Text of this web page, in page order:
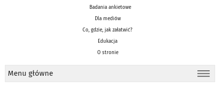
Badania ankietowe
Dla mediów
Co, gdzie, jak załatwić?
Edukacja
O stronie
Menu główne